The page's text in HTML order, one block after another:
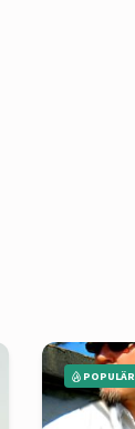
POPULÄR